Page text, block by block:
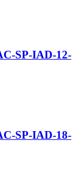
SP-IAD-12-
SP-IAD-18-